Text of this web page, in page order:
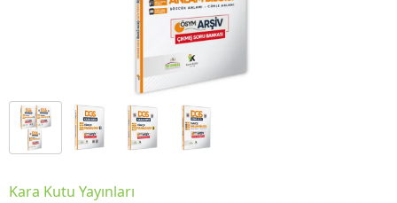
Kara Kutu Yayınları